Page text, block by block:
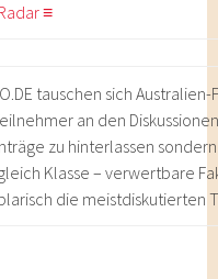
≡
tauschen sich
an den
zu hinterlassen
Klasse – verwertbare
die meistdiskutierten